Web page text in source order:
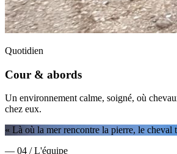
Quotidien
Cour & abords
Un environnement calme, soigné, où
chez eux.
« Là où la mer rencontre la pierre, le cheval
— 04 / L'équipe